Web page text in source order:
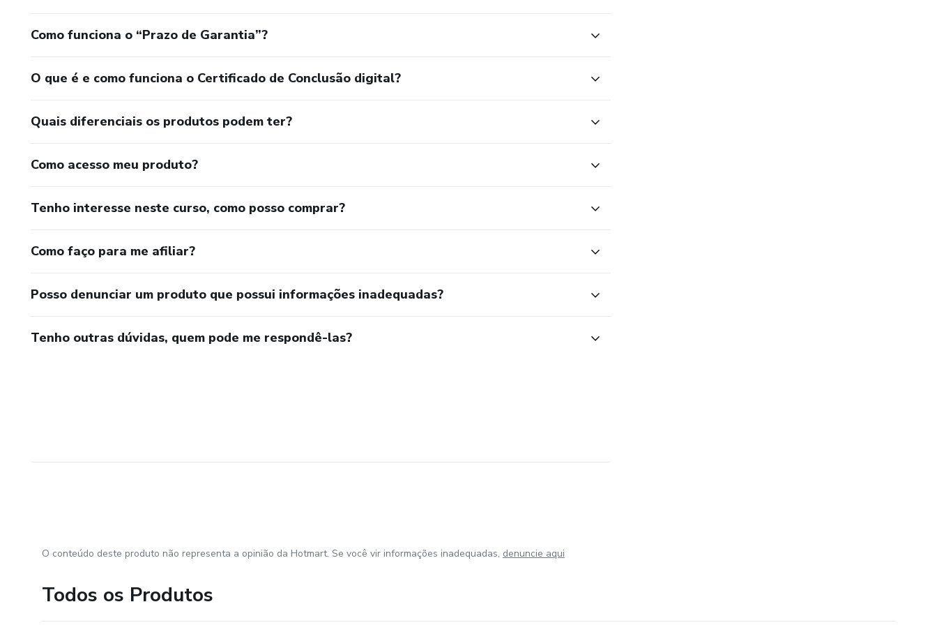
Como funciona o “Prazo de Garantia”?
O que é e como funciona o Certificado de Conclusão digital?
Quais diferenciais os produtos podem ter?
Como acesso meu produto?
Tenho interesse neste curso, como posso comprar?
Como faço para me afiliar?
Posso denunciar um produto que possui informações inadequadas?
Tenho outras dúvidas, quem pode me respondê-las?
O conteúdo deste produto não representa a opinião da Hotmart. Se você vir informações inadequadas, denuncie aqui
Todos os Produtos